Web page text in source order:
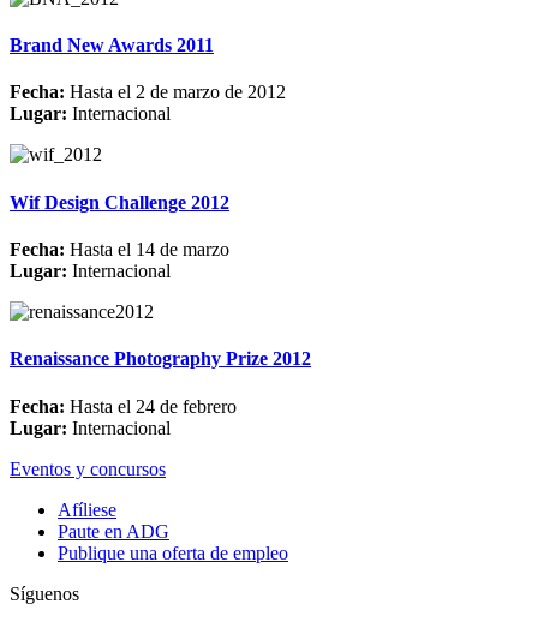
Brand New Awards 2011
Fecha: Hasta el 2 de marzo de 2012
Lugar: Internacional
Wif Design Challenge 2012
Fecha: Hasta el 14 de marzo
Lugar: Internacional
Renaissance Photography Prize 2012
Fecha: Hasta el 24 de febrero
Lugar: Internacional
Eventos y concursos
Afíliese
Paute en ADG
Publique una oferta de empleo
Síguenos